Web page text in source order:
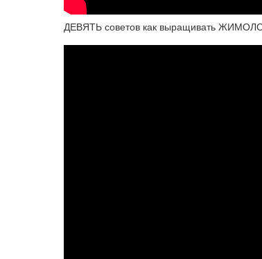
ДЕВЯТЬ советов как выращивать